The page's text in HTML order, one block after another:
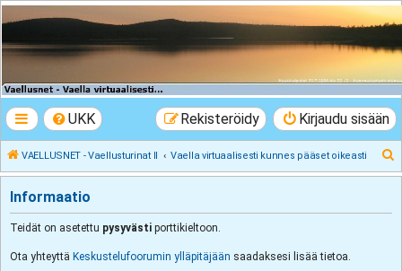
VAELLUSNET -
Vaellusturinat II
UKK Kirjaudu sisään
Rekisteröidy
VAELLUSNET - Vaellusturinat II Vaella virtuaalisesti kunnes pääset oikeasti
t
Informaatio
Teidät on asetettu pysyvästi porttikieltoon.
Ota yhteyttä Keskustelufoorumin ylläpitäjään saadaksesi lisää tietoa.